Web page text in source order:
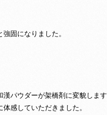
固になりました。
パウダーが架橋剤に変貌します
感していただきました。